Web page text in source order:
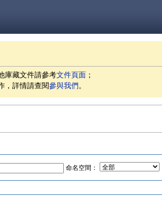
庫藏文件請參考文件頁面 ；
，詳情請查閱參與我們。
命名空間：